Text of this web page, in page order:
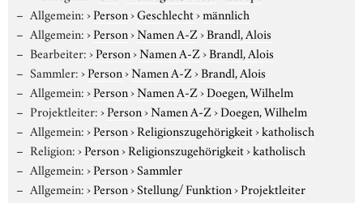
Allgemein:›Person›Geschlecht›männlich
Allgemein:›Person›Namen A-Z›Brandl, Alois
Bearbeiter:›Person›Namen A-Z›Brandl, Alois
Sammler:›Person›Namen A-Z›Brandl, Alois
Allgemein:›Person›Namen A-Z›Doegen, Wilhelm
Projektleiter:›Person›Namen A-Z›Doegen, Wilhelm
Allgemein:›Person›Religionszugehörigkeit›katholisch
Religion:›Person›Religionszugehörigkeit›katholisch
Allgemein:›Person›Sammler
Allgemein:›Person›Stellung/ Funktion›Projektleiter